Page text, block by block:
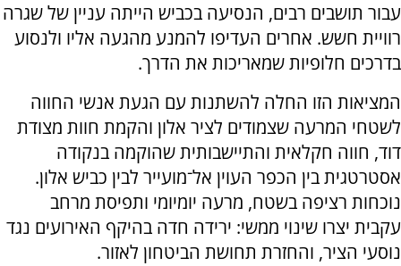
עבור תושבים רבים, הנסיעה בכביש הייתה עניין של שגרה
רוויית חשש. אחרים העדיפו להמנע מהגעה אליו ולנסוע
בדרכים חלופיות שמאריכות את הדרך.
המציאות הזו החלה להשתנות עם הגעת אנשי החווה
לשטחי המרעה שצמודים לציר אלון והקמת חוות מצודת
דוד, חווה חקלאית והתיישבותית שהוקמה בנקודה
אסטרטגית בין הכפר העוין אל־מועייר לבין כביש אלון.
נוכחות רציפה בשטח, מרעה יומיומי ותפיסת מרחב
עקבית יצרו שינוי ממשי: ירידה חדה בהיקף האירועים נגד
נוסעי הציר, והחזרת תחושת הביטחון לאזור.